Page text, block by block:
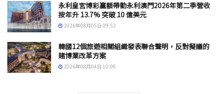
永利皇宮博彩贏額帶動永利澳門2026年第二季營收
按年升 13.7% 突破 10 億美元
2026年08月05日 09:52
韓國12個旅遊相關組織發表聯合聲明，反對擬議的
賭博業改革方案
2026年08月04日 10:00